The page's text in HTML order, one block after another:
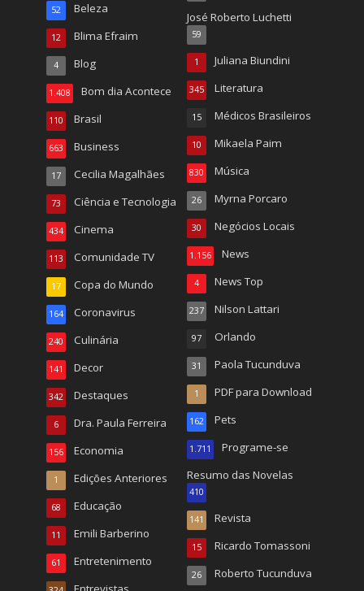
Beleza
52
Blima Efraim
12
Blog
4
Bom dia Acontece
1.408
Brasil
110
Business
663
Cecilia Magalhães
17
Ciência e Tecnologia
73
Cinema
434
Comunidade TV
113
Copa do Mundo
17
Coronavirus
164
Culinária
240
Decor
141
Destaques
342
Dra. Paula Ferreira
6
Economia
156
Edições Anteriores
1
Educação
68
Emili Barberino
11
Entretenimento
61
José Roberto Luchetti
59
Juliana Biundini
1
Literatura
345
Médicos Brasileiros
15
Mikaela Paim
10
Música
830
Myrna Porcaro
26
Negócios Locais
30
News
1.156
News Top
4
Nilson Lattari
237
Orlando
97
Paola Tucunduva
31
PDF para Download
1
Pets
162
Programe-se
1.711
Resumo das Novelas
410
Revista
141
Ricardo Tomassoni
15
Roberto Tucunduva
26